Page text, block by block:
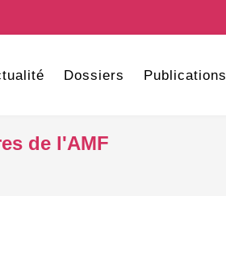
Dossiers Publications
de l'AMF